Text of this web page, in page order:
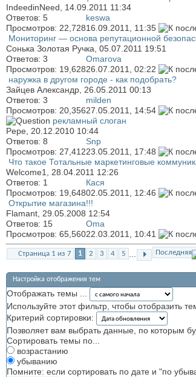
IndeedinNeed , 14.09.2011 11:34
Ответов: 5
Просмотров: 22,728
keswa
16.09.2011, 11:35
Мониторинг — основа репутационной
Сонька Золотая Ручка , 05.07.2011 19:51
Ответов: 3
Просмотров: 19,628
Omarova
26.07.2011, 02:22
наружка в другом городе - как подобрать?
Зайцев Александр , 26.05.2011 00:13
Ответов: 3
Просмотров: 20,356
milden
27.05.2011, 14:54
рекламный слоган
Pepe , 20.12.2010 10:44
Ответов: 8
Просмотров: 27,412
Snp
23.05.2011, 17:48
Что такое Тотальные маркетинговые
Welcome1
, 28.04.2011 12:26
Ответов: 1
Просмотров: 19,648
Кася
02.05.2011, 12:46
Открытие магазина!!!
Flamant , 29.05.2008 12:54
Ответов: 15
Просмотров: 65,560
Oma
22.03.2011, 10:41
Страница 1 из 7 1 2 3 4 5 Последняя
Настройка отображения тем
Отображать темы ...
Используйте этот фильтр, чтобы отобразить
Критерий сортировки:
Позволяет вам выбрать данные, по которым
Сортировать темы по...
возрастанию
убыванию
Помните: если сортировать по дате и "по